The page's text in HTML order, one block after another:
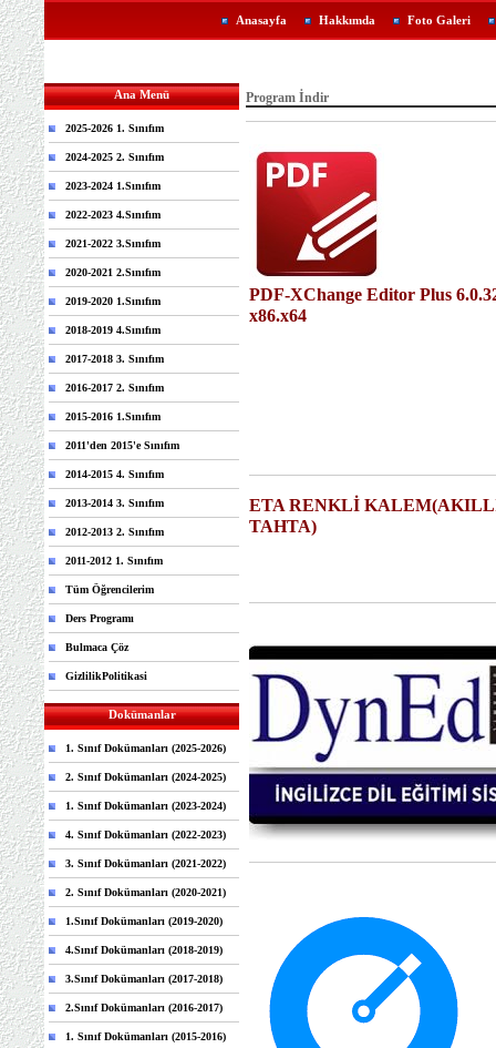
Anasayfa Hakkımda Foto Galeri
Ana Menü
2025-2026 1. Sınıfım
2024-2025 2. Sınıfım
2023-2024 1.Sınıfım
2022-2023 4.Sınıfım
2021-2022 3.Sınıfım
2020-2021 2.Sınıfım
2019-2020 1.Sınıfım
2018-2019 4.Sınıfım
2017-2018 3. Sınıfım
2016-2017 2. Sınıfım
2015-2016 1.Sınıfım
2011'den 2015'e Sınıfım
2014-2015 4. Sınıfım
2013-2014 3. Sınıfım
2012-2013 2. Sınıfım
2011-2012 1. Sınıfım
Tüm Öğrencilerim
Ders Programı
Bulmaca Çöz
GizlilikPolitikasi
Dokümanlar
1. Sınıf Dokümanları (2025-2026)
2. Sınıf Dokümanları (2024-2025)
1. Sınıf Dokümanları (2023-2024)
4. Sınıf Dokümanları (2022-2023)
3. Sınıf Dokümanları (2021-2022)
2. Sınıf Dokümanları (2020-2021)
1.Sınıf Dokümanları (2019-2020)
4.Sınıf Dokümanları (2018-2019)
3.Sınıf Dokümanları (2017-2018)
2.Sınıf Dokümanları (2016-2017)
1. Sınıf Dokümanları (2015-2016)
Program İndir
PDF-XChange Editor Plus
x86.x64
ETA RENKLİ
TAHTA)